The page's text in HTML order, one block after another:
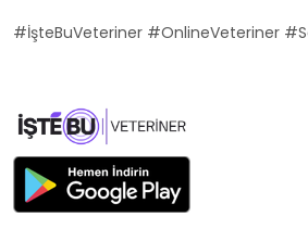
#İşteBuVeteriner #OnlineVeteriner